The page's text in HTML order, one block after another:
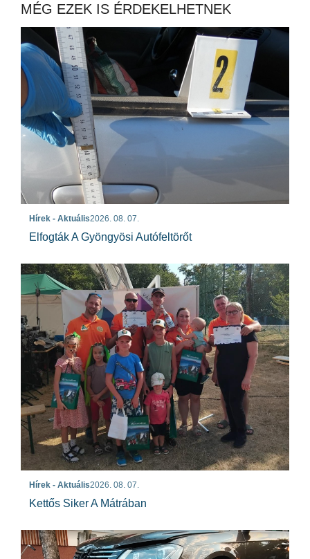
MÉG EZEK IS ÉRDEKELHETNEK
Hírek - Aktuális2026. 08. 07.
Elfogták A Gyöngyösi Autófeltörőt
Hírek - Aktuális2026. 08. 07.
Kettős Siker A Mátrában